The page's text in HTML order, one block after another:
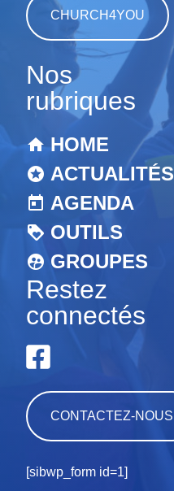
CHURCH4YOU
Nos
rubriques
HOME
ACTUALITÉS
AGENDA
OUTILS
GROUPES
Restez
connectés
CONTACTEZ-NOUS
[sibwp_form id=1]